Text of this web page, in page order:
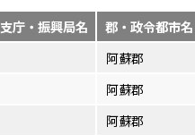
支庁・振興局名
郡・政令都市名
阿蘇郡
阿蘇郡
阿蘇郡